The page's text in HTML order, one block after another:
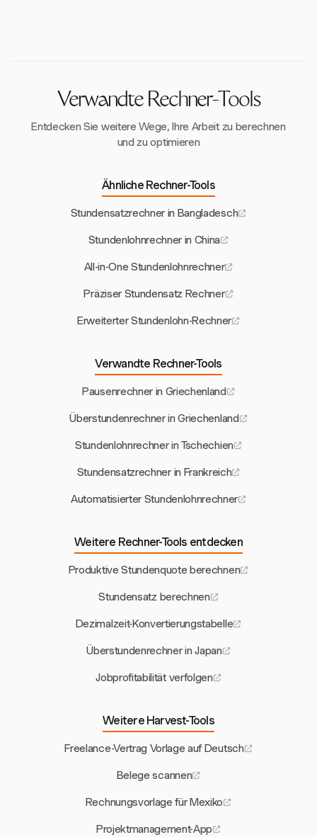
Verwandte Rechner-Tools
Entdecken Sie weitere Wege, Ihre Arbeit zu berechnen
und zu optimieren
Ähnliche Rechner-Tools
Stundensatzrechner in Bangladesch
Stundenlohnrechner in China
All-in-One Stundenlohnrechner
Präziser Stundensatz Rechner
Erweiterter Stundenlohn-Rechner
Verwandte Rechner-Tools
Pausenrechner in Griechenland
Überstundenrechner in Griechenland
Stundenlohnrechner in Tschechien
Stundensatzrechner in Frankreich
Automatisierter Stundenlohnrechner
Weitere Rechner-Tools entdecken
Produktive Stundenquote berechnen
Stundensatz berechnen
Dezimalzeit-Konvertierungstabelle
Überstundenrechner in Japan
Jobprofitabilität verfolgen
Weitere Harvest-Tools
Freelance-Vertrag Vorlage auf Deutsch
Belege scannen
Rechnungsvorlage für Mexiko
Projektmanagement-App